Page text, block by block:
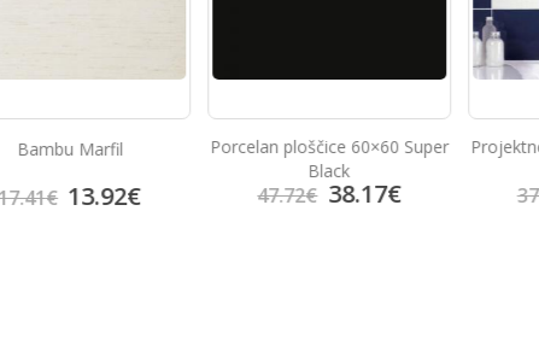
Porcelan ploščice 60×60 Super
47.72€ 38.17
Projektne plošćice Arquitectos
China Blue
37.50€ 30.00